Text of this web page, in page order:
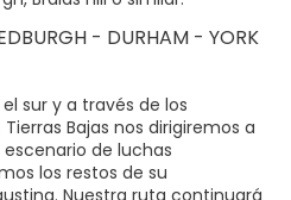
- DURHAM - YORK
sur y a través de los
Bajas nos dirigiremos a
de luchas
los restos de su
Nuestra ruta continuará